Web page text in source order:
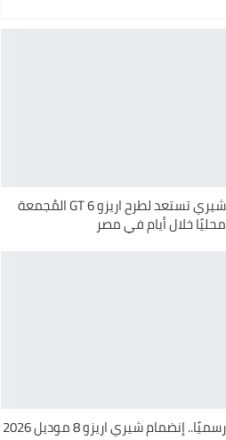
شيري تستعد لطرح اريزو 6 GT المُجمعة
محليًا خلال أيام في مصر
رسميًا.. إنضمام شيري اريزو 8 موديل 2026